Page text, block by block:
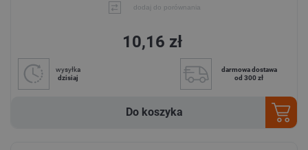
dodaj do porównania
10,16 zł
wysyłka
dzisiaj
darmowa dostawa
od 300 zł
Do koszyka